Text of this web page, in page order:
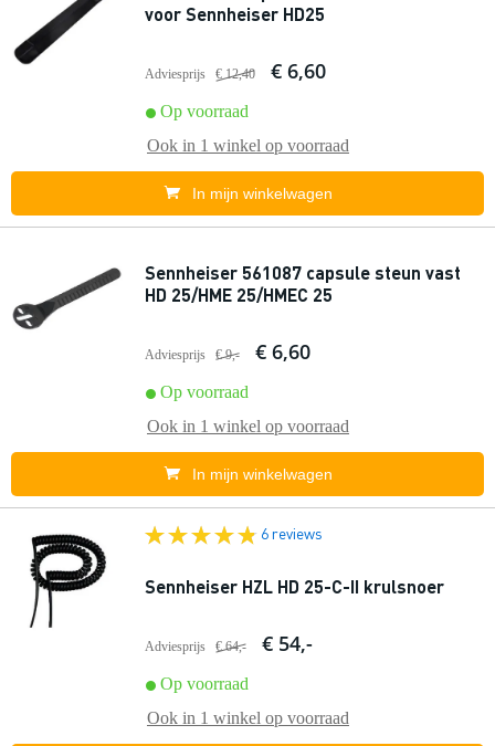
voor Sennheiser HD25
Adviesprijs € 12,40 € 6,60
Op voorraad
Ook in 1 winkel op voorraad
In mijn winkelwagen
Sennheiser 561087 capsule steun vast
HD 25/HME 25/HMEC 25
Adviesprijs € 9,- € 6,60
Op voorraad
Ook in 1 winkel op voorraad
In mijn winkelwagen
6 reviews
Sennheiser HZL HD 25-C-II krulsnoer
Adviesprijs € 64,- € 54,-
Op voorraad
Ook in 1 winkel op voorraad